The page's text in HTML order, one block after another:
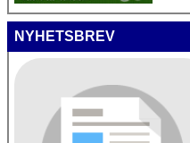
NYHETSBREV